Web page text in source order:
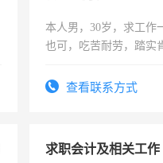
本人男，30岁，求工作
也可，吃苦耐劳，踏实
查看联系方式
求职会计及相关工作